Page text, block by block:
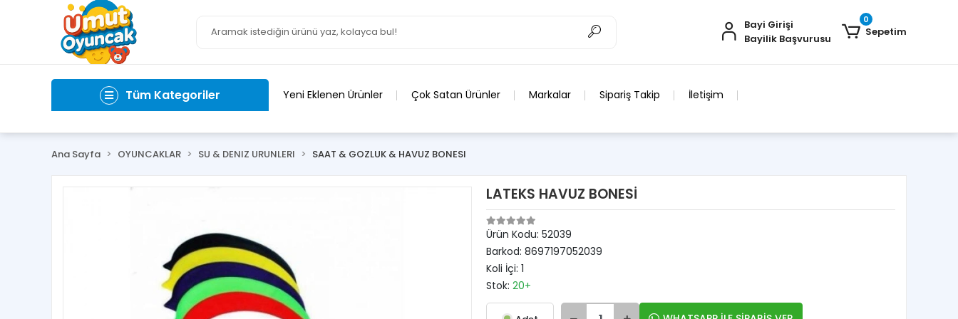
Bayi Girişi
Bayilik Başvurusu
0
Sepetim
Tüm Kategoriler Yeni Eklenen Ürünler Çok Satan Ürünler Markalar Sipariş Takip İletişim
Ana Sayfa OYUNCAKLAR SU & DENIZ URUNLERI SAAT & GOZLUK & HAVUZ BONESI
LATEKS HAVUZ BONESİ
Ürün Kodu: 52039
Barkod: 8697197052039
Koli İçi: 1
Stok: 20+